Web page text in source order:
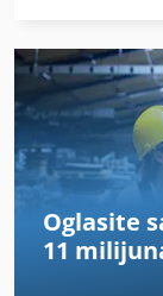
Alzmetall
Alzstar
Anayak
Angel Antoni
Avermann
Oglasite
11